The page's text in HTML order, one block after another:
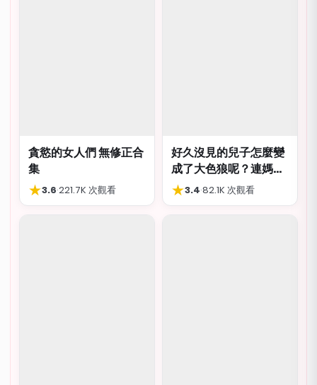
貪慾的女人們 無修正合
集
★3.6·221.7K 次觀看
好久沒見的兒子怎麼變
成了大色狼呢？連媽媽
都想上？！
★3.4·82.1K 次觀看